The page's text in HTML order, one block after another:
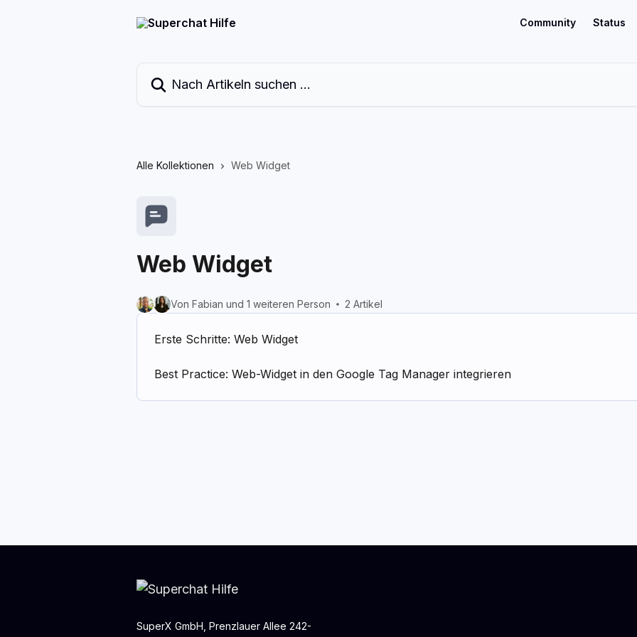
Community Status
Alle Kollektionen Web Widget
Web Widget
Von Fabian und 1 weiteren Person 2 Artikel
Erste Schritte: Web Widget
Best Practice: Web-Widget in den Google Tag Manager integrieren
SuperX GmbH, Prenzlauer Allee 242-